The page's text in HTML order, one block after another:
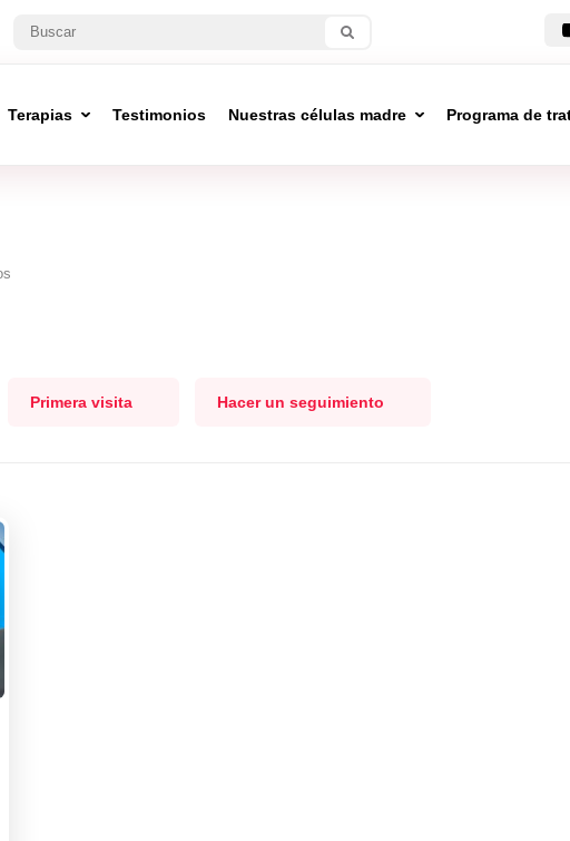
Terapias Testimonios Nuestras células madre Programa de
Primera visita Hacer un seguimiento